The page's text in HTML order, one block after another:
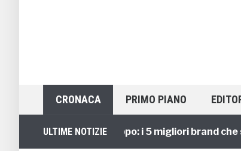
CRONACA PRIMO PIANO
ULTIME NOTIZIE
Viaggi di Gruppo: i 5 migliori brand che